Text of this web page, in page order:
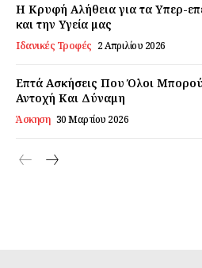
Επικοινωνία
Η Κρυφή Αλήθεια για τα Υπερ-
και την Υγεία μας
Ιδανικές Τροφές 2 Απριλίου 2026
Επτά Ασκήσεις Που Όλοι
Αντοχή Και Δύναμη
Άσκηση 30 Μαρτίου 2026